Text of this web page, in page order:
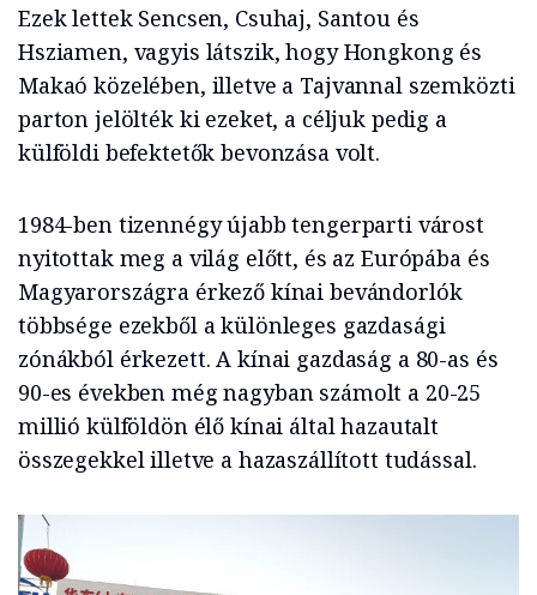
Ezek lettek Sencsen, Csuhaj, Santou és
Hsziamen, vagyis látszik, hogy Hongkong és
Makaó közelében, illetve a Tajvannal szemközti
parton jelölték ki ezeket, a céljuk pedig a
külföldi befektetők bevonzása volt.
1984-ben tizennégy újabb tengerparti várost
nyitottak meg a világ előtt, és az Európába és
Magyarországra érkező kínai bevándorlók
többsége ezekből a különleges gazdasági
zónákból érkezett. A kínai gazdaság a 80-as és
90-es években még nagyban számolt a 20-25
millió külföldön élő kínai által hazautalt
összegekkel illetve a hazaszállított tudással.